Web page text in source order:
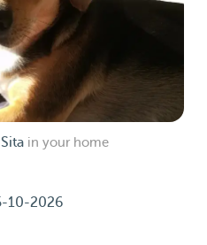
in your home
10-2026